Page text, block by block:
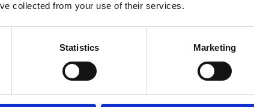
collected from your use of their services.
Statistics Marketing
Shops